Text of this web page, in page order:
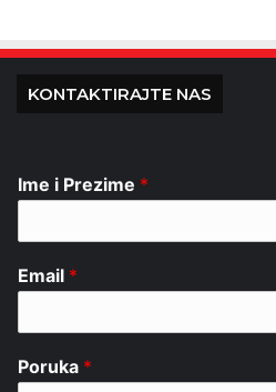
KONTAKTIRAJTE NAS
Ime i Prezime *
Email *
Poruka *